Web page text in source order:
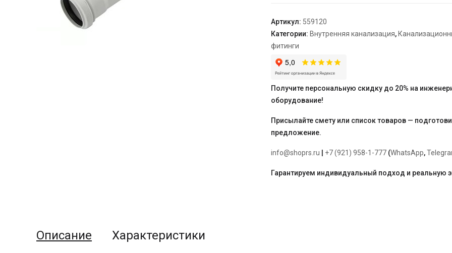
50*150
Артикул: 559120
Категории: Внутренняя канализация,
фитинги
Получите персональную скидку до 20% на
оборудование!
Присылайте смету или список товаров —
предложение.
info@shoprs.ru +7 (921) 958-1-777 (WhatsApp,
Гарантируем индивидуальный подход и реальную
Описание Характеристики